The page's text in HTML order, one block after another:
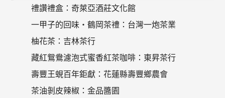
禮讚禮盒：奇萊亞酒莊文化館
一甲子的回味‧鶴岡茶禮：台灣一炮茶業
柚花茶：吉林茶行
藏紅鴛鴦濾泡式蜜香紅茶咖啡：東昇茶行
壽豐王蜆百年鉅獻：花蓮縣壽豐鄉農會
茶油剝皮辣椒：金品醬園